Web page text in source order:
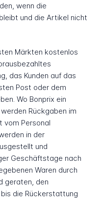
wenn die
und die Artikel nicht
Märkten kostenlos
das Kunden auf das
Post oder dem
Wo Bonprix ein
Rückgaben im
Personal
in der
und
Geschäftstage nach
Waren durch
geraten, den
die Rückerstattung